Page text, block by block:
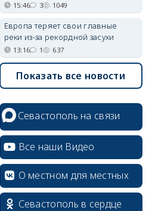
15:46 3 1049
Европа теряет свои главные
реки из-за рекордной засухи
13:16 1 637
Показать все новости
Севастополь на связи
Все наши Видео
О местном для местных
Севастополь в сердце